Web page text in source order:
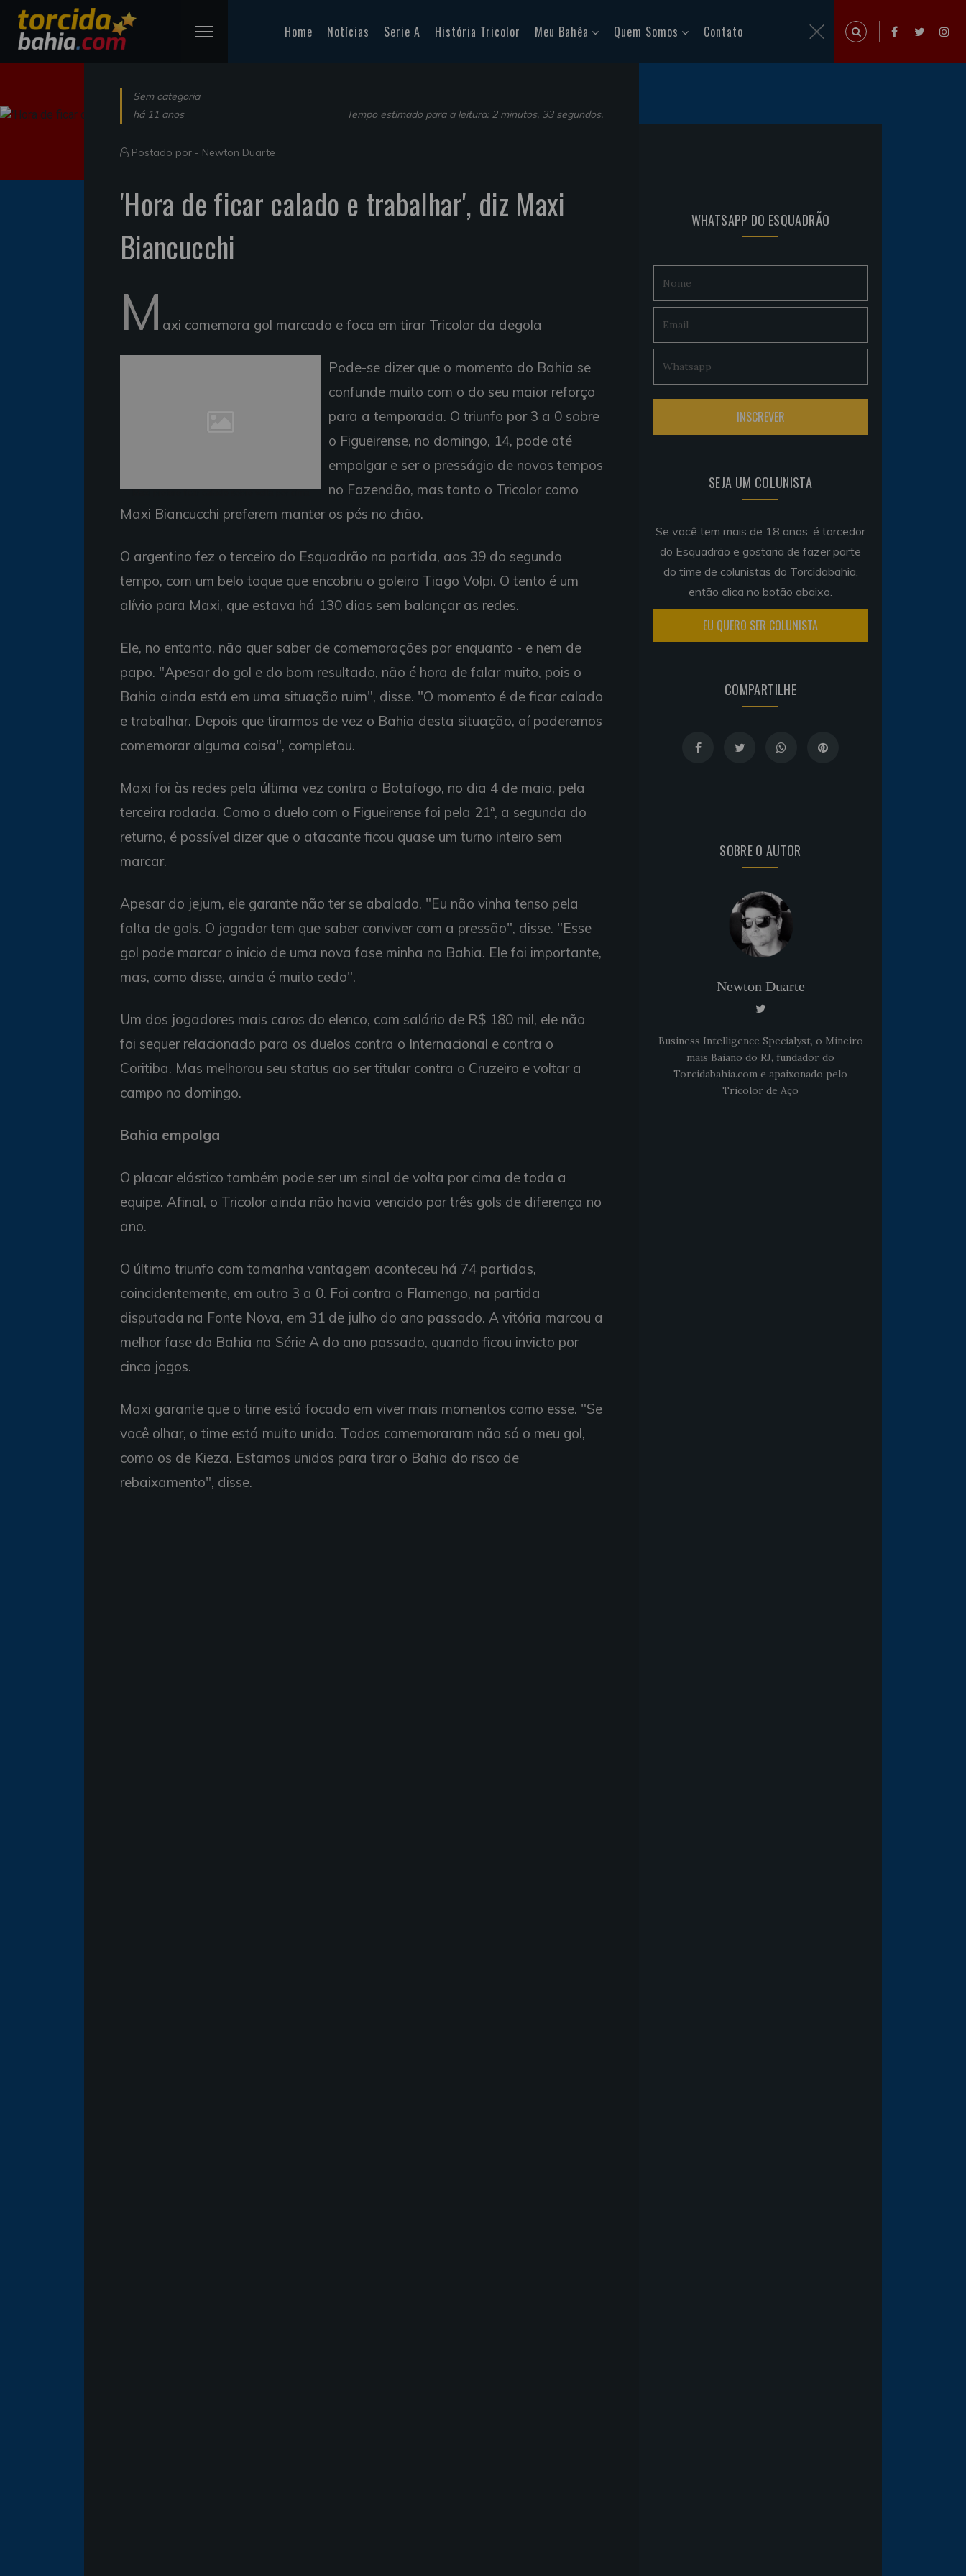
Home Notícias Serie A História Tricolor Meu Bahêa Quem Somos Contato
Sem categoria
há 11 anos
Tempo estimado para a leitura: 2 minutos, 33 segundos.
Postado por - Newton Duarte
'Hora de ficar calado e trabalhar', diz Maxi
Biancucchi
M axi comemora gol marcado e foca em tirar Tricolor da degola
Pode-se dizer que o momento do Bahia se
confunde muito com o do seu maior reforço
para a temporada. O triunfo por 3 a 0 sobre
o Figueirense, no domingo, 14, pode até
empolgar e ser o presságio de novos tempos
no Fazendão, mas tanto o Tricolor como
Maxi Biancucchi preferem manter os pés no chão.
O argentino fez o terceiro do Esquadrão na partida, aos 39 do segundo
tempo, com um belo toque que encobriu o goleiro Tiago Volpi. O tento é um
alívio para Maxi, que estava há 130 dias sem balançar as redes.
Ele, no entanto, não quer saber de comemorações por enquanto - e nem de
papo. "Apesar do gol e do bom resultado, não é hora de falar muito, pois o
Bahia ainda está em uma situação ruim", disse. "O momento é de ficar calado
e trabalhar. Depois que tirarmos de vez o Bahia desta situação, aí poderemos
comemorar alguma coisa", completou.
Maxi foi às redes pela última vez contra o Botafogo, no dia 4 de maio, pela
terceira rodada. Como o duelo com o Figueirense foi pela 21ª, a segunda do
returno, é possível dizer que o atacante ficou quase um turno inteiro sem
marcar.
Apesar do jejum, ele garante não ter se abalado. "Eu não vinha tenso pela
falta de gols. O jogador tem que saber conviver com a pressão", disse. "Esse
gol pode marcar o início de uma nova fase minha no Bahia. Ele foi importante,
mas, como disse, ainda é muito cedo".
Um dos jogadores mais caros do elenco, com salário de R$ 180 mil, ele não
foi sequer relacionado para os duelos contra o Internacional e contra o
Coritiba. Mas melhorou seu status ao ser titular contra o Cruzeiro e voltar a
campo no domingo.
Bahia empolga
O placar elástico também pode ser um sinal de volta por cima de toda a
equipe. Afinal, o Tricolor ainda não havia vencido por três gols de diferença no
ano.
O último triunfo com tamanha vantagem aconteceu há 74 partidas,
coincidentemente, em outro 3 a 0. Foi contra o Flamengo, na partida
disputada na Fonte Nova, em 31 de julho do ano passado. A vitória marcou a
melhor fase do Bahia na Série A do ano passado, quando ficou invicto por
cinco jogos.
Maxi garante que o time está focado em viver mais momentos como esse. "Se
você olhar, o time está muito unido. Todos comemoraram não só o meu gol,
como os de Kieza. Estamos unidos para tirar o Bahia do risco de
rebaixamento", disse.
WHATSAPP DO ESQUADRÃO
SEJA UM COLUNISTA
Se você tem mais de 18 anos, é torcedor
do Esquadrão e gostaria de fazer parte
do time de colunistas do Torcidabahia,
então clica no botão abaixo.
EU QUERO SER COLUNISTA
COMPARTILHE
SOBRE O AUTOR
Newton Duarte
Business Intelligence Specialyst, o Mineiro
mais Baiano do RJ, fundador do
Torcidabahia.com e apaixonado pelo
Tricolor de Aço